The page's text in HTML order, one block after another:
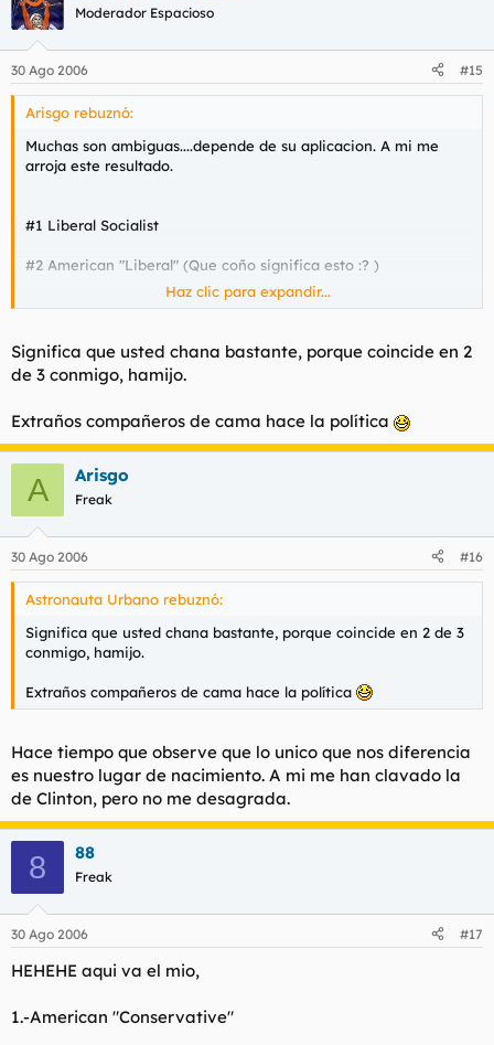
Moderador Espacioso
30 Ago 2006 #15
Arisgo rebuznó:
Muchas son ambiguas....depende de su aplicacion. A mi me
arroja este resultado.
#1 Liberal Socialist
#2 American "Liberal" (Que coño significa esto :? )
#3 Left-wing Neoliberal (Clinton)
Haz clic para expandir...
Significa que usted chana bastante, porque coincide en 2
de 3 conmigo, hamijo.
Extraños compañeros de cama hace la política
A Arisgo
Freak
30 Ago 2006 #16
Astronauta Urbano rebuznó:
Significa que usted chana bastante, porque coincide en 2 de 3
conmigo, hamijo.
Extraños compañeros de cama hace la política
Hace tiempo que observe que lo unico que nos diferencia
es nuestro lugar de nacimiento. A mi me han clavado la
de Clinton, pero no me desagrada.
8 88
Freak
30 Ago 2006 #17
HEHEHE aqui va el mio,
1.-American "Conservative"